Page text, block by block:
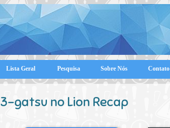
Lista Geral Pesquisa Sobre Nós Contato
3-gatsu no Lion Recap